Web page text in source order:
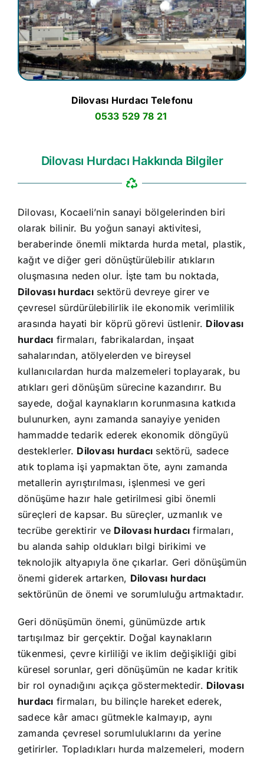
Dilovası Hurdacı Telefonu
0533 529 78 21
Dilovası Hurdacı Hakkında Bilgiler
Dilovası, Kocaeli’nin sanayi bölgelerinden biri
olarak bilinir. Bu yoğun sanayi aktivitesi,
beraberinde önemli miktarda hurda metal, plastik,
kağıt ve diğer geri dönüştürülebilir atıkların
oluşmasına neden olur. İşte tam bu noktada,
Dilovası hurdacısektörü devreye girer ve
çevresel sürdürülebilirlik ile ekonomik verimlilik
arasında hayati bir köprü görevi üstlenir. Dilovası
hurdacı firmaları, fabrikalardan, inşaat
sahalarından, atölyelerden ve bireysel
kullanıcılardan hurda malzemeleri toplayarak, bu
atıkları geri dönüşüm sürecine kazandırır. Bu
sayede, doğal kaynakların korunmasına katkıda
bulunurken, aynı zamanda sanayiye yeniden
hammadde tedarik ederek ekonomik döngüyü
desteklerler. Dilovası hurdacı sektörü, sadece
atık toplama işi yapmaktan öte, aynı zamanda
metallerin ayrıştırılması, işlenmesi ve geri
dönüşüme hazır hale getirilmesi gibi önemli
süreçleri de kapsar. Bu süreçler, uzmanlık ve
tecrübe gerektirir ve Dilovası hurdacı firmaları,
bu alanda sahip oldukları bilgi birikimi ve
teknolojik altyapıyla öne çıkarlar. Geri dönüşümün
önemi giderek artarken, Dilovası hurdacı
sektörünün de önemi ve sorumluluğu artmaktadır.
Geri dönüşümün önemi, günümüzde artık
tartışılmaz bir gerçektir. Doğal kaynakların
tükenmesi, çevre kirliliği ve iklim değişikliği gibi
küresel sorunlar, geri dönüşümün ne kadar kritik
bir rol oynadığını açıkça göstermektedir. Dilovası
hurdacı firmaları, bu bilinçle hareket ederek,
sadece kâr amacı gütmekle kalmayıp, aynı
zamanda çevresel sorumluluklarını da yerine
getirirler. Topladıkları hurda malzemeleri, modern